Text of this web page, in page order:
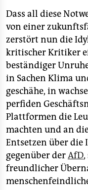
Dass all diese
von einer
zerstört nun die
kritischer Kritiker
beständiger
in Sachen Klima
geschähe, in
perfiden
Plattformen die
machten und an
Entsetzen über
gegenüber derAfD
freundlicher